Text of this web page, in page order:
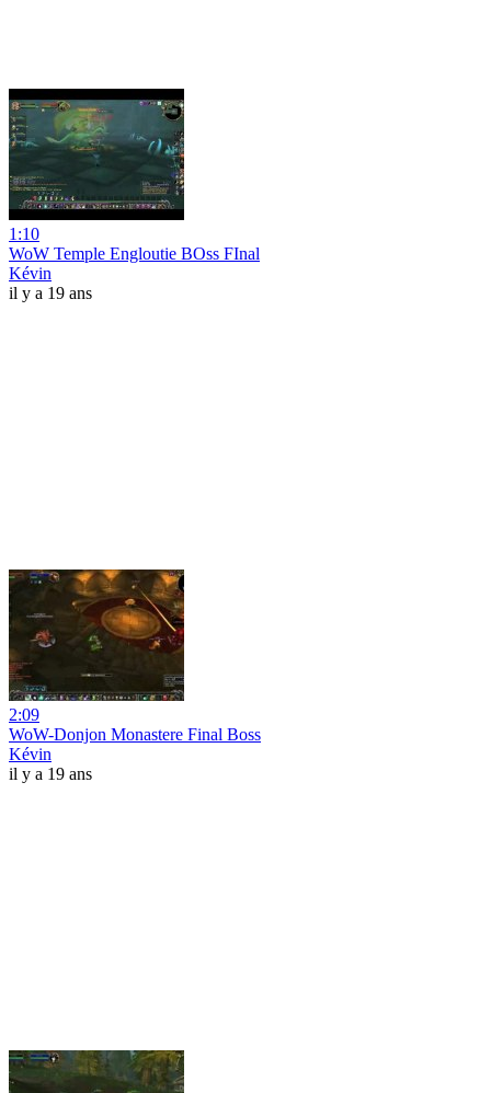
1:10
WoW Temple Engloutie BOss FInal
Kévin
il y a 19 ans
2:09
WoW-Donjon Monastere Final Boss
Kévin
il y a 19 ans